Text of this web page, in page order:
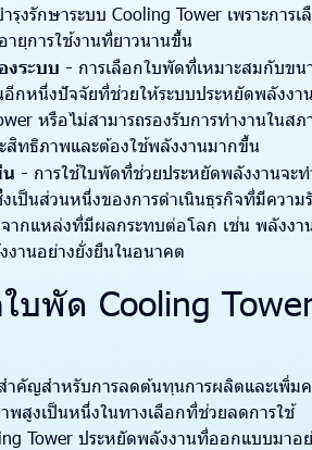
งรักษาระบบ Cooling Tower เพราะการเ
ยุการใช้งานที่ยาวนานขึ้น
งระบบ - การเลือกใบพัดที่เหมาะสมกับขน
กหนึ่งปัจจัยที่ช่วยให้ระบบประหยัดพลังงา
หรือไม่สามารถรองรับการทำงานในสภ
สิทธิภาพและต้องใช้พลังงานมากขึ้น
น - การใช้ใบพัดที่ช่วยประหยัดพลังงานจะ
ป็นส่วนหนึ่งของการดำเนินธุรกิจที่มีความ
กแหล่งที่มีผลกระทบต่อโลก เช่น พลังงา
านอย่างยั่งยืนในอนาคต
บพัด Cooling
ำคัญสำหรับการลดต้นทุนการผลิตและเพิ่ม
พสูงเป็นหนึ่งในทางเลือกที่ช่วยลดการใช้
Tower ประหยัดพลังงานที่ออกแบบมาอ